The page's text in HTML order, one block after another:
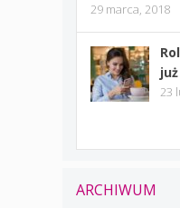
29 marca, 2018
23
ARCHIWUM